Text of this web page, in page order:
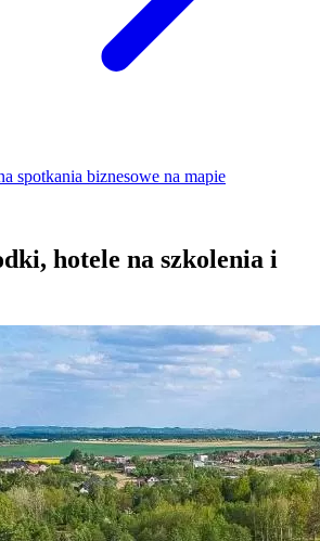
spotkania biznesowe na mapie
hotele na szkolenia i